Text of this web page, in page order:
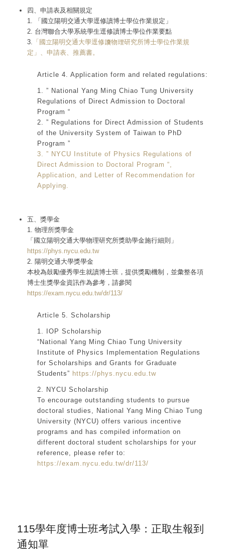
四、申請表及相關規定
1. 「國立陽明交通大學逕修讀博士學位作業規定」
2. 台灣聯合大學系統學生逕修讀博士學位作業要點
3. 「國立陽明交通大學逕修讀物理研究所博士學位作業規
定」、申請表、推薦書。
Article 4. Application form and related regulations:
1. ” National Yang Ming Chiao Tung University
Regulations of Direct Admission to Doctoral
Program “
2. ” Regulations for Direct Admission of Students
of the University System of Taiwan to PhD
Program ”
3. ” NYCU Institute of Physics Regulations of
Direct Admission to Doctoral Program “,
Application, and Letter of Recommendation for
Applying.
五、獎學金
1. 物理所獎學金
「國立陽明交通大學物理研究所獎助學金施行細則」
https://phys.nycu.edu.tw
2. 陽明交通大學獎學金
本校為鼓勵優秀學生就讀博士班，提供獎勵機制，並彙整各項
博士生獎學金資訊作為參考，請參閱
https://exam.nycu.edu.tw/dr/113/
Article 5. Scholarship
1. IOP Scholarship
“National Yang Ming Chiao Tung University
Institute of Physics Implementation Regulations
for Scholarships and Grants for Graduate
Students” https://phys.nycu.edu.tw
2. NYCU Scholarship
To encourage outstanding students to pursue
doctoral studies, National Yang Ming Chiao Tung
University (NYCU) offers various incentive
programs and has compiled information on
different doctoral student scholarships for your
reference, please refer to:
https://exam.nycu.edu.tw/dr/113/
115學年度博士班考試入學：正取生報到
通知單